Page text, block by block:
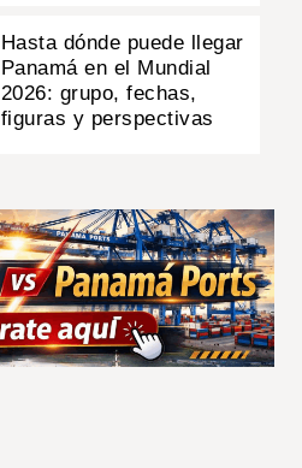
Hasta dónde puede llegar
Panamá en el Mundial
2026: grupo, fechas,
figuras y perspectivas